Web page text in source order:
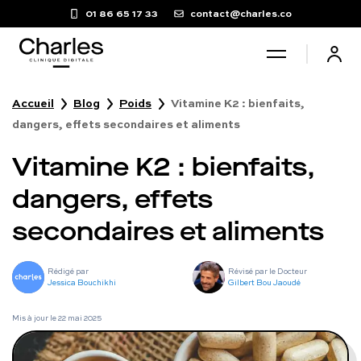
01 86 65 17 33 contact@charles.co
Santé sexuelle
Poids
Troubles du sommeil
Fertilité masculine
Chute de cheveux
Accueil Blog Poids
Vitamine K2 : bienfaits,
dangers, effets secondaires et aliments
Vitamine K2 : bienfaits,
dangers, effets
secondaires et aliments
Rédigé par
Jessica Bouchikhi
Révisé par le Docteur
Gilbert Bou Jaoudé
Mis à jour le22 mai 2025